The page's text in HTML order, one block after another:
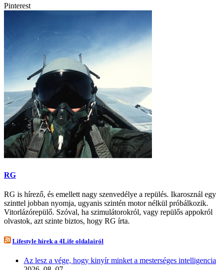
Pinterest
RG
RG is hírező, és emellett nagy szenvedélye a repülés. Ikarosznál egy
szinttel jobban nyomja, ugyanis szintén motor nélkül próbálkozik.
Vitorlázórepülő. Szóval, ha szimulátorokról, vagy repülős appokról
olvastok, azt szinte biztos, hogy RG írta.
Lifestyle hírek a 4Life oldalairól
Az lesz a vége, hogy kinyír minket a mesterséges intelligencia